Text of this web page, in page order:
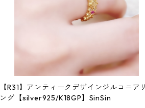
【R31】アンティークデザインジルコニアリ
ング【silver925/K18GP】SinSin